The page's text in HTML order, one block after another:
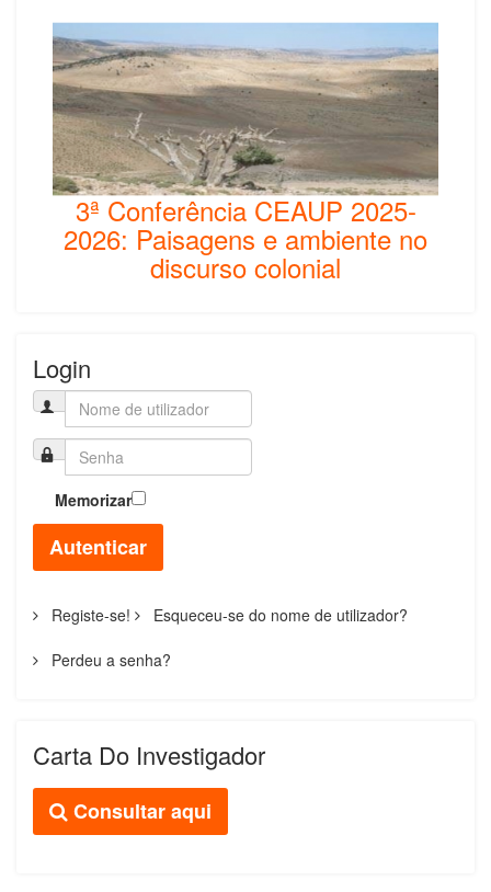
3ª Conferência CEAUP 2025-
2026: Paisagens e ambiente no
discurso colonial
Login
Memorizar
Autenticar
Registe-se! Esqueceu-se do nome de utilizador?
Perdeu a senha?
Carta Do Investigador
Consultar aqui